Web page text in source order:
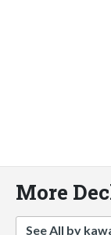
More
See All by